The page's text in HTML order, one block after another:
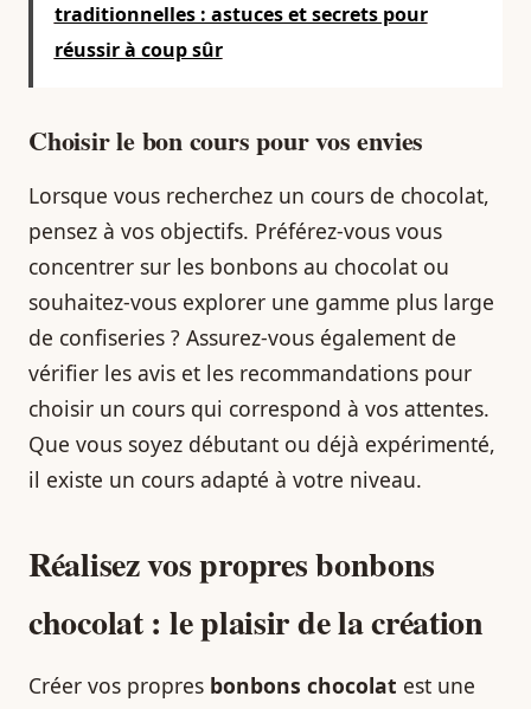
traditionnelles : astuces et secrets pour
réussir à coup sûr
Choisir le bon cours pour vos envies
Lorsque vous recherchez un cours de chocolat,
pensez à vos objectifs. Préférez-vous vous
concentrer sur les bonbons au chocolat ou
souhaitez-vous explorer une gamme plus large
de confiseries ? Assurez-vous également de
vérifier les avis et les recommandations pour
choisir un cours qui correspond à vos attentes.
Que vous soyez débutant ou déjà expérimenté,
il existe un cours adapté à votre niveau.
Réalisez vos propres bonbons
chocolat : le plaisir de la création
Créer vos propres bonbons chocolat est une